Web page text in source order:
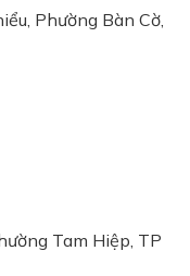
Phường Bàn Cờ,
Tam Hiệp, TP